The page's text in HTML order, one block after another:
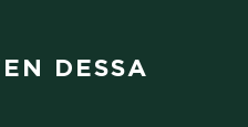
DESSA